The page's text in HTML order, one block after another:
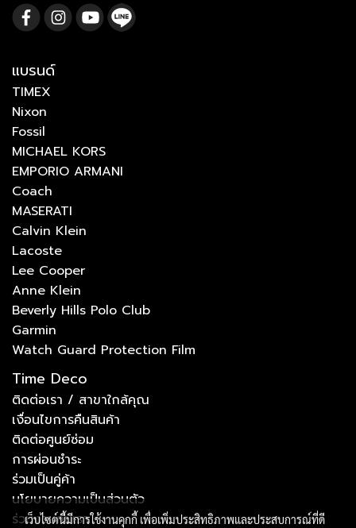
แบรนด์
TIMEX
Nixon
Fossil
MICHAEL KORS
EMPORIO ARMANI
Coach
MASERATI
Calvin Klein
Lacoste
Lee Cooper
Anne Klein
Beverly Hills Polo Club
Garmin
Watch Guard Protection Film
Time Deco
ติดต่อเรา / สาขาใกล้คุณ
เงื่อนไขการคืนสินค้า
ติดต่อศูนย์ซ่อม
การผ่อนชำระ
ร่วมเป็นคู่ค้า
นโยบายความเป็นส่วนตัว
ร่วมงานกับเรา
เว็บไซต์นี้มีการใช้งานคุกกี้ เพื่อเพิ่มประสิทธิภาพและประสบการณ์ที่ดี